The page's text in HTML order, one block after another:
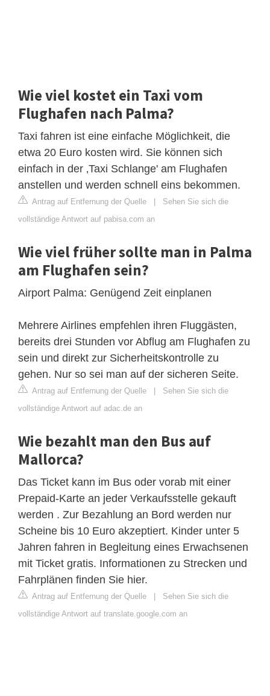
Wie viel kostet ein Taxi vom
Flughafen nach Palma?
Taxi fahren ist eine einfache Möglichkeit, die
etwa 20 Euro kosten wird. Sie können sich
einfach in der ‚Taxi Schlange' am Flughafen
anstellen und werden schnell eins bekommen.
Antrag auf Entfernung der Quelle | Sehen Sie sich die
vollständige Antwort auf pabisa.com an
Wie viel früher sollte man in Palma
am Flughafen sein?
Airport Palma: Genügend Zeit einplanen
Mehrere Airlines empfehlen ihren Fluggästen,
bereits drei Stunden vor Abflug am Flughafen zu
sein und direkt zur Sicherheitskontrolle zu
gehen. Nur so sei man auf der sicheren Seite.
Antrag auf Entfernung der Quelle | Sehen Sie sich die
vollständige Antwort auf adac.de an
Wie bezahlt man den Bus auf
Mallorca?
Das Ticket kann im Bus oder vorab mit einer
Prepaid-Karte an jeder Verkaufsstelle gekauft
werden . Zur Bezahlung an Bord werden nur
Scheine bis 10 Euro akzeptiert. Kinder unter 5
Jahren fahren in Begleitung eines Erwachsenen
mit Ticket gratis. Informationen zu Strecken und
Fahrplänen finden Sie hier.
Antrag auf Entfernung der Quelle | Sehen Sie sich die
vollständige Antwort auf translate.google.com an